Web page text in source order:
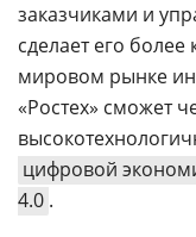
заказчиками и
сделает его
мировом рынке
«Ростех» сможет
цифровой
4.0 .